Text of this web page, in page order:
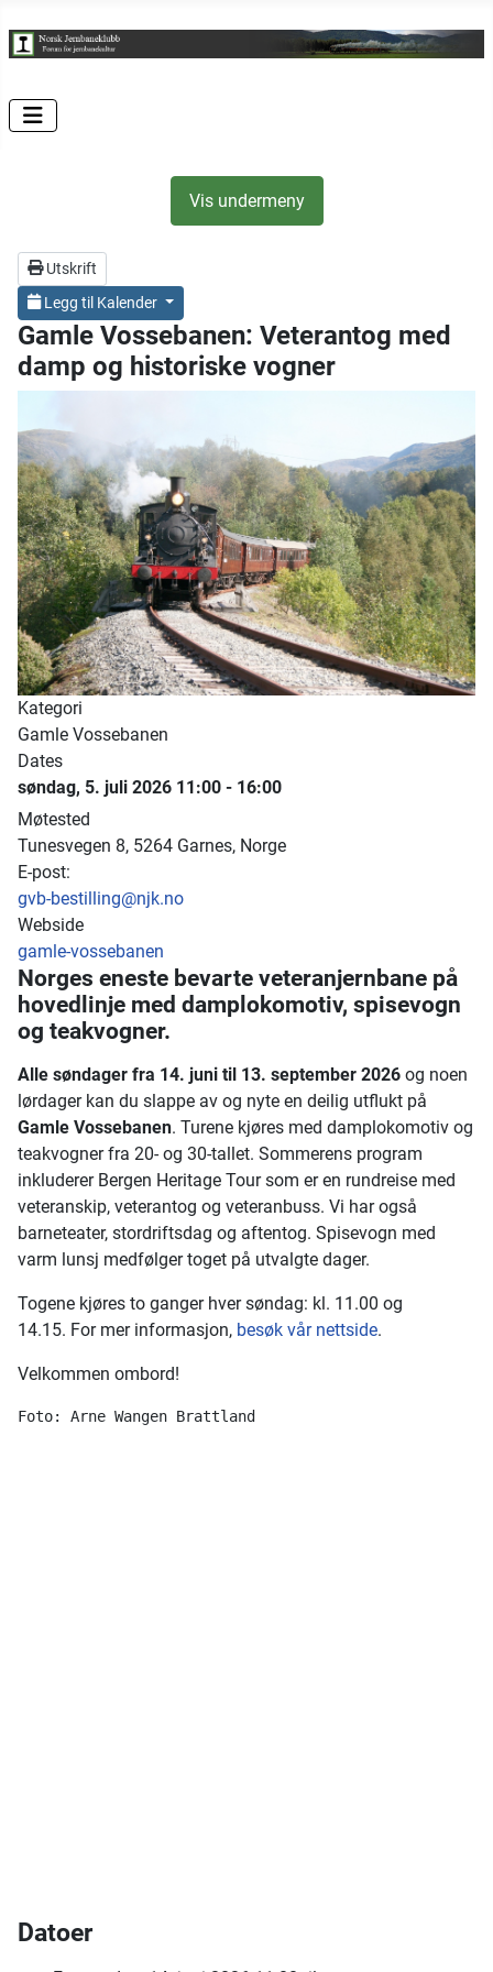
Vis undermeny
Utskrift
Legg til Kalender
Gamle Vossebanen: Veterantog med
damp og historiske vogner
Kategori
Gamle Vossebanen
Dates
søndag, 5. juli 2026 11:00 - 16:00
Møtested
Tunesvegen 8, 5264 Garnes, Norge
E-post:
gvb-bestilling@njk.no
Webside
gamle-vossebanen
Norges eneste bevarte veteranjernbane på
hovedlinje med damplokomotiv, spisevogn
og teakvogner.
Alle søndager fra 14. juni til 13. september 2026 og noen
lørdager kan du slappe av og nyte en deilig utflukt på
Gamle Vossebanen. Turene kjøres med damplokomotiv og
teakvogner fra 20- og 30-tallet. Sommerens program
inkluderer Bergen Heritage Tour som er en rundreise med
veteranskip, veterantog og veteranbuss. Vi har også
barneteater, stordriftsdag og aftentog. Spisevogn med
varm lunsj medfølger toget på utvalgte dager.
Togene kjøres to ganger hver søndag: kl. 11.00 og
14.15. For mer informasjon, besøk vår nettside.
Velkommen ombord!
Foto: Arne Wangen Brattland
Datoer